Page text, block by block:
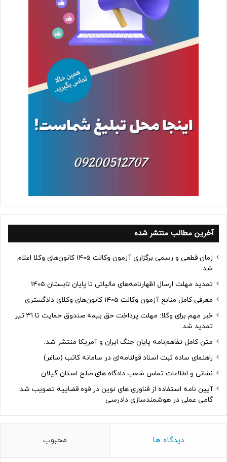
آخرین مطالب منتشر شده
زمان قطعی و رسمی برگزاری آزمون وکالت 1405 کانون‌های وکلا اعلام
شد
تمدید مهلت ارسال اظهارنامه‌های مالیاتی تا پایان تابستان 1405
معرفی کامل منابع آزمون وکالت 1405 کانون‌های وکلای دادگستری
خبر مهم برای وکلا: مهلت پرداخت حق بیمه صندوق حمایت تا ۳۱ تیر
تمدید شد.
متن کامل تفاهم‌نامه پایان جنگ ایران و آمریکا منتشر شد.
راهنمای ساده ثبت اسناد قولنامه‌ای در سامانه کاتب (ساغر)
نشانی و اطلاعات تماس شعب دادگاه های صلح استان گیلان
آیین نامه استفاده از فناوری های نوین در قوه قضاییه تصویب شد:
گامی عملی در هوشمندسازی دادرسی
دیدگاه ها محبوب